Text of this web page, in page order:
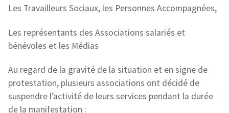
Les Travailleurs Sociaux, les Personnes Accompagnées,
Les représentants des Associations salariés et
bénévoles et les Médias
Au regard de la gravité de la situation et en signe de
protestation, plusieurs associations ont décidé de
suspendre l’activité de leurs services pendant la durée
de la manifestation :